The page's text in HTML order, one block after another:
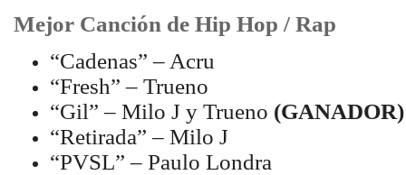
Mejor Canción de Hip Hop / Rap
“Cadenas” – Acru
“Fresh” – Trueno
“Gil” – Milo J y Trueno (GANADOR)
“Retirada” – Milo J
“PVSL” – Paulo Londra